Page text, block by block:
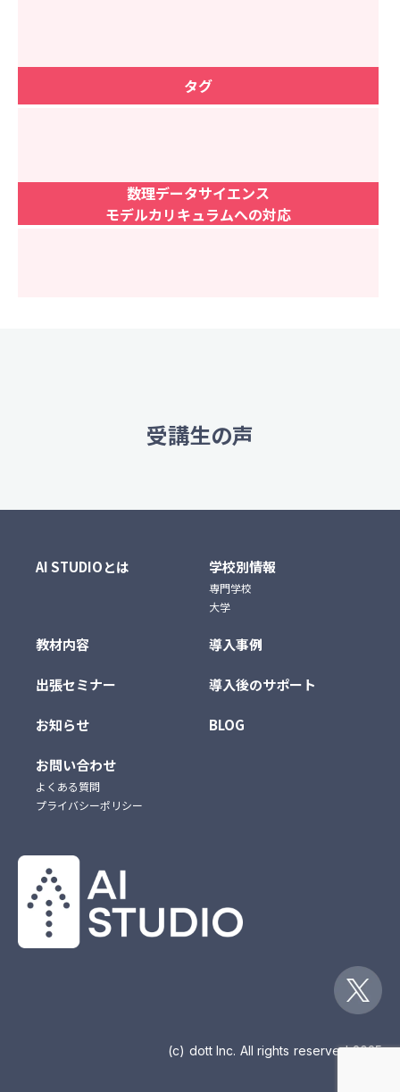
タグ
数理データサイエンス
モデルカリキュラムへの対応
受講生の声
AI STUDIOとは 学校別情報
専門学校
大学
教材内容 導入事例
出張セミナー 導入後のサポート
お知らせ BLOG
お問い合わせ
よくある質問
プライバシーポリシー
(c) dott Inc. All rights reserved 2025